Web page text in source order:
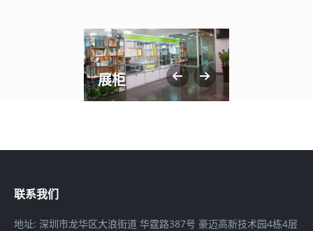
展柜
联系我们
地址: 深圳市龙华区大浪街道 华霆路387号 豪迈高新技术园4栋4层